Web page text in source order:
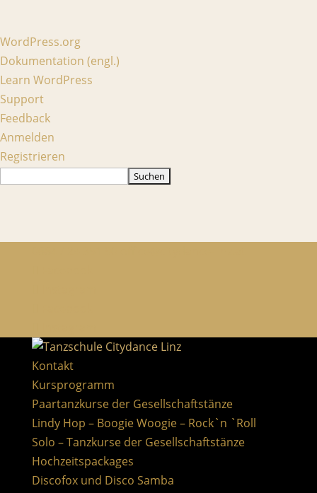
Über
WordPress
WordPress.org
Dokumentation (engl.)
Learn WordPress
Support
Feedback
Anmelden
Registrieren
Suchen
Kontakt
Kursprogramm
Paartanzkurse der Gesellschaftstänze
Lindy Hop – Boogie Woogie – Rock`n `Roll
Solo – Tanzkurse der Gesellschaftstänze
Hochzeitspackages
Discofox und Disco Samba